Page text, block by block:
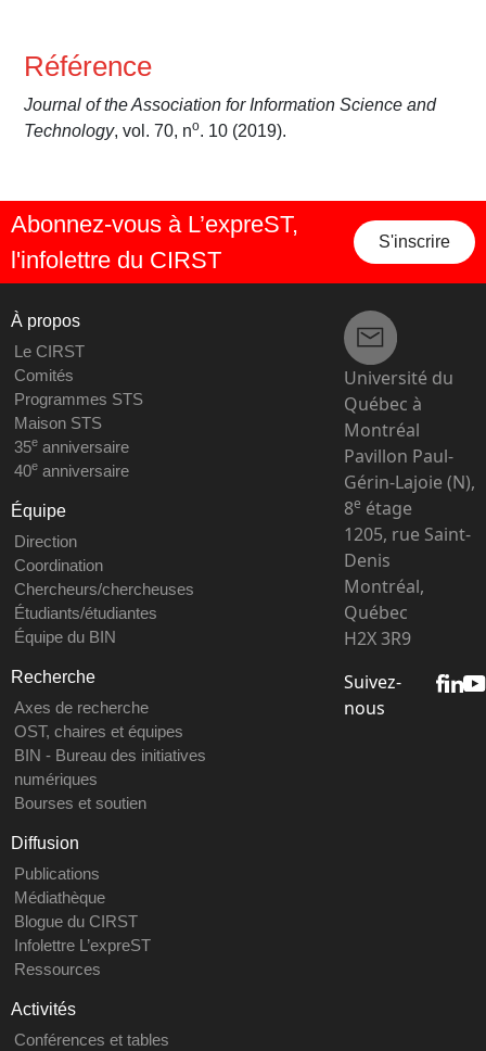
Référence
Journal of the Association for Information Science and
Technology, vol. 70, no. 10 (2019).
Abonnez-vous à L’expreST,
l'infolettre du CIRST
S'inscrire
À propos
Le CIRST
Comités
Programmes STS
Maison STS
35eanniversaire
40eanniversaire
Équipe
Direction
Coordination
Chercheurs/chercheuses
Étudiants/étudiantes
Équipe du BIN
Recherche
Axes de recherche
OST, chaires et équipes
BIN - Bureau des initiatives
numériques
Bourses et soutien
Diffusion
Publications
Médiathèque
Blogue du CIRST
Infolettre L’expreST
Ressources
Activités
Conférences et tables
Université du
Québec à
Montréal
Pavillon Paul-
Gérin-Lajoie (N),
8e étage
1205, rue Saint-
Denis
Montréal,
Québec
H2X 3R9
Suivez-
nous